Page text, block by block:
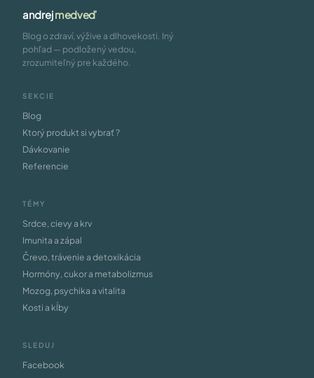
andrejmedveď
Blog o zdraví, výžive a dlhovekosti. Iný
pohľad — podložený vedou,
zrozumiteľný pre každého.
SEKCIE
Blog
Ktorý produkt si vybrať ?
Dávkovanie
Referencie
TÉMY
Srdce, cievy a krv
Imunita a zápal
Črevo, trávenie a detoxikácia
Hormóny, cukor a metabolizmus
Mozog, psychika a vitalita
Kosti a kĺby
SLEDUJ
Facebook